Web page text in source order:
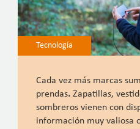
Tecnología
Cada vez más marcas
prendas.Zapatillas,
sombreros vienen con
información muy valiosa